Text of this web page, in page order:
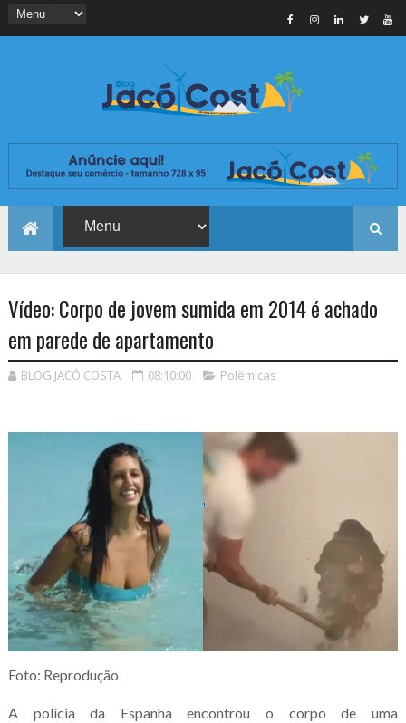
Vídeo: Corpo de jovem sumida em 2014 é achado
em parede de apartamento
BLOG JACÓ COSTA 08:10:00 Polêmicas
Foto: Reprodução
A polícia da Espanha encontrou o corpo de uma